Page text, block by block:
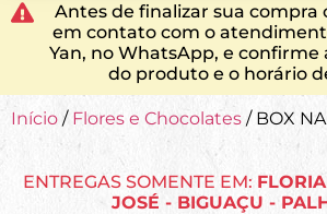
Antes de finalizar sua compra
em contato com o
Yan, no WhatsApp, e confirme
do produto e o horário
Início / Flores e Chocolates / BOX
ENTREGAS SOMENTE EM:
JOSÉ - BIGUAÇU -